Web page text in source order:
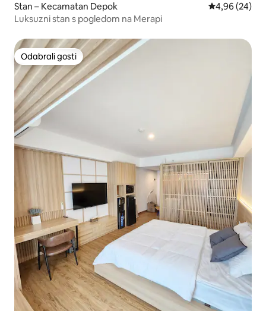
Stan – Kecamatan Depok Prosječna
4,96 (24)
Luksuzni stan s pogledom na Merapi
Odabrali gosti
Odabrali gosti